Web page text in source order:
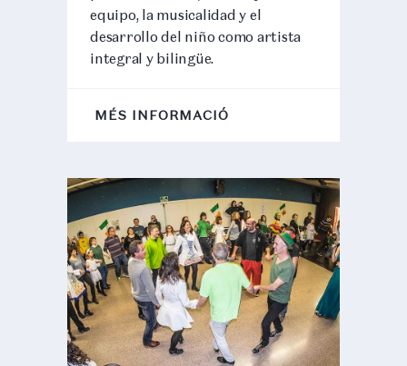
equipo, la musicalidad y el
desarrollo del niño como artista
integral y bilingüe.
MÉS INFORMACIÓ